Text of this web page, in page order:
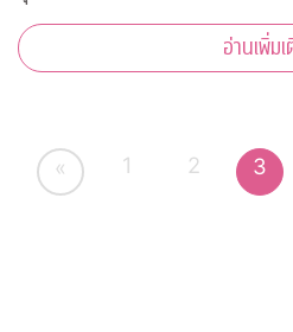
อ่านเพิ่ม
« 1 2 3